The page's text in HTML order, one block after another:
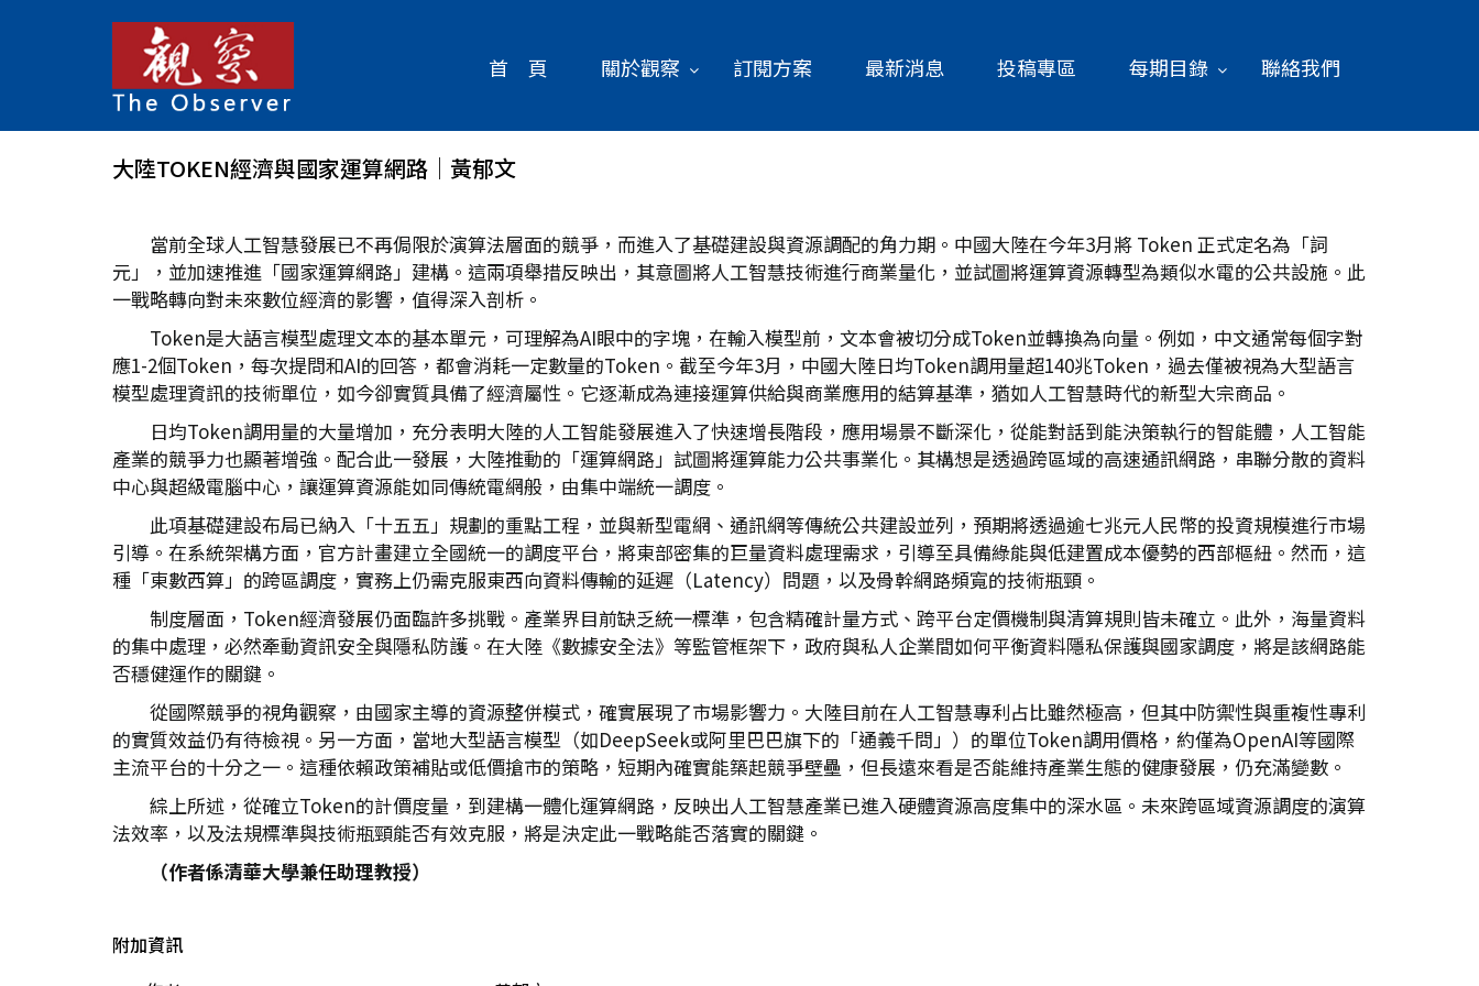
首 頁 關於觀察 訂閱方案 最新消息 投稿專區 每期目錄 聯絡我們
大陸TOKEN經濟與國家運算網路│黃郁文
當前全球人工智慧發展已不再侷限於演算法層面的競爭，而進入了基礎建設與資源調配的角力期。中國大陸在今年3月將 Token 正式定名為「詞
元」，並加速推進「國家運算網路」建構。這兩項舉措反映出，其意圖將人工智慧技術進行商業量化，並試圖將運算資源轉型為類似水電的公共設施。此
一戰略轉向對未來數位經濟的影響，值得深入剖析。
Token是大語言模型處理文本的基本單元，可理解為AI眼中的字塊，在輸入模型前，文本會被切分成Token並轉換為向量。例如，中文通常每個字對
應1-2個Token，每次提問和AI的回答，都會消耗一定數量的Token。截至今年3月，中國大陸日均Token調用量超140兆Token，過去僅被視為大型語言
模型處理資訊的技術單位，如今卻實質具備了經濟屬性。它逐漸成為連接運算供給與商業應用的結算基準，猶如人工智慧時代的新型大宗商品。
日均Token調用量的大量增加，充分表明大陸的人工智能發展進入了快速增長階段，應用場景不斷深化，從能對話到能決策執行的智能體，人工智能
產業的競爭力也顯著增強。配合此一發展，大陸推動的「運算網路」試圖將運算能力公共事業化。其構想是透過跨區域的高速通訊網路，串聯分散的資料
中心與超級電腦中心，讓運算資源能如同傳統電網般，由集中端統一調度。
此項基礎建設布局已納入「十五五」規劃的重點工程，並與新型電網、通訊網等傳統公共建設並列，預期將透過逾七兆元人民幣的投資規模進行市場
引導。在系統架構方面，官方計畫建立全國統一的調度平台，將東部密集的巨量資料處理需求，引導至具備綠能與低建置成本優勢的西部樞紐。然而，這
種「東數西算」的跨區調度，實務上仍需克服東西向資料傳輸的延遲（Latency）問題，以及骨幹網路頻寬的技術瓶頸。
制度層面，Token經濟發展仍面臨許多挑戰。產業界目前缺乏統一標準，包含精確計量方式、跨平台定價機制與清算規則皆未確立。此外，海量資料
的集中處理，必然牽動資訊安全與隱私防護。在大陸《數據安全法》等監管框架下，政府與私人企業間如何平衡資料隱私保護與國家調度，將是該網路能
否穩健運作的關鍵。
從國際競爭的視角觀察，由國家主導的資源整併模式，確實展現了市場影響力。大陸目前在人工智慧專利占比雖然極高，但其中防禦性與重複性專利
的實質效益仍有待檢視。另一方面，當地大型語言模型（如DeepSeek或阿里巴巴旗下的「通義千問」）的單位Token調用價格，約僅為OpenAI等國際
主流平台的十分之一。這種依賴政策補貼或低價搶市的策略，短期內確實能築起競爭壁壘，但長遠來看是否能維持產業生態的健康發展，仍充滿變數。
綜上所述，從確立Token的計價度量，到建構一體化運算網路，反映出人工智慧產業已進入硬體資源高度集中的深水區。未來跨區域資源調度的演算
法效率，以及法規標準與技術瓶頸能否有效克服，將是決定此一戰略能否落實的關鍵。
（作者係清華大學兼任助理教授）
附加資訊